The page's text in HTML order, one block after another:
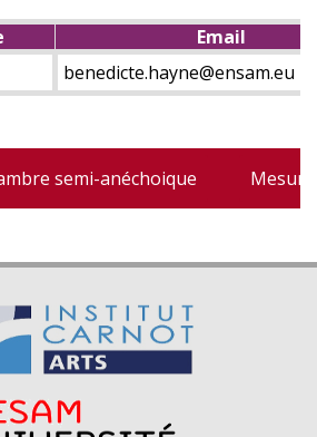
Email
benedicte.hayne@ensam.eu
semi-anéchoique